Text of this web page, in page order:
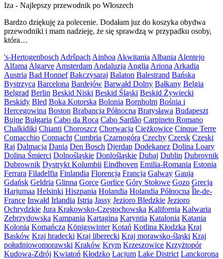
Iza - Najlepszy przewodnik po Włoszech
Bardzo dziękuję za polecenie. Dodałam juz do koszyka obydwa
przewodniki i mam nadzieję, że się sprawdzą w przypadku osoby,
która…
's-Hertogenbosch Adršpach Ainhoa Akwitania Albania Alentejo
Alfama Algarve Amsterdam Andaluzja Anglia Ariona Arkadia
Austria Bad Honnef Bakczysaraj Balaton Balestrand Bańska
Bystrzyca Barcelona Bardejów Barwałd Dolny Bałkany Belgia
Belgrad Berlin Beskid Niski Beskid Śląski Beskid Żywiecki
Beskidy Bled Boka Kotorska Bolonia Bornholm Bośnia i
Hercegowina Boston Brabancja Północna Bratysława Budapeszt
Bujne Bułgaria Cabo da Roca Cabo Sardão Carpineto Romano
Chalkidiki Chianti Choroszcz Chorwacja Ciężkowice Cinque Terre
Comacchio Connacht Cumbria Czarnogóra Czechy Czersk Czeski
Raj Dalmacja Dania Den Bosch Djerdap Dodekanez Dolina Loary
Dolina Śmierci Dolnośląskie Donlośląskie Dubaj Dublin Dubrovnik
Dubrownik Dystrykt Kolumbii Eindhoven Emilia-Romania Estonia
Ferrara Filadelfia Finlandia Florencja Francja Galway Gauja
Gdańsk Geldria Glinna Gorce Gorlice Góry Stołowe Gozo Grecja
Harjumaa Helsinki Hiszpania Holandia Holandia Północna Île-de-
France Inwałd Irlandia Istria Jassy Jezioro Bledzkie Jezioro
Ochrydzkie Jura Krakowsko-Częstochowska Kalifornia Kalwaria
Zebrzydowska Kampania Kartagina Karyntia Katalonia Katania
Kolonia Komańcza Königswinter Kotań Kotlina Kłodzka Kraj
Basków Kraj hradecki Kraj liberecki Kraj morawsko-śląski Kraj
południowomorawski Kraków Krym Krzeszowice Krzyżtopór
Kudowa-Zdrój Kwiatoń Kłodzko Lacjum Lake District Lanckorona